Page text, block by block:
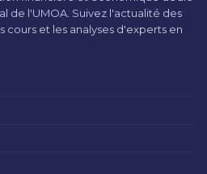
de l'UMOA. Suivez l'actualité des
et les analyses d'experts en